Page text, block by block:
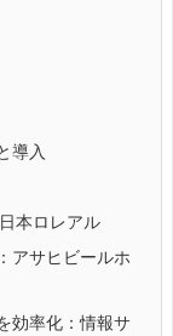
導入
本ロレアル
アサヒビールホ
効率化：情報サ